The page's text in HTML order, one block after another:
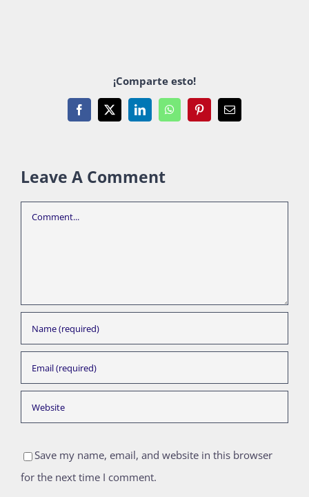
¡Comparte esto!
Facebook
X LinkedInWhatsAppPinterestEmail
Leave A Comment
Comment
Save my name, email, and website in this browser
for the next time I comment.